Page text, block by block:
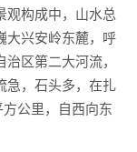
观构成中，山水总
大兴安岭东麓，呼
区第二大河流，
急，石头多，在扎
公里，自西向东